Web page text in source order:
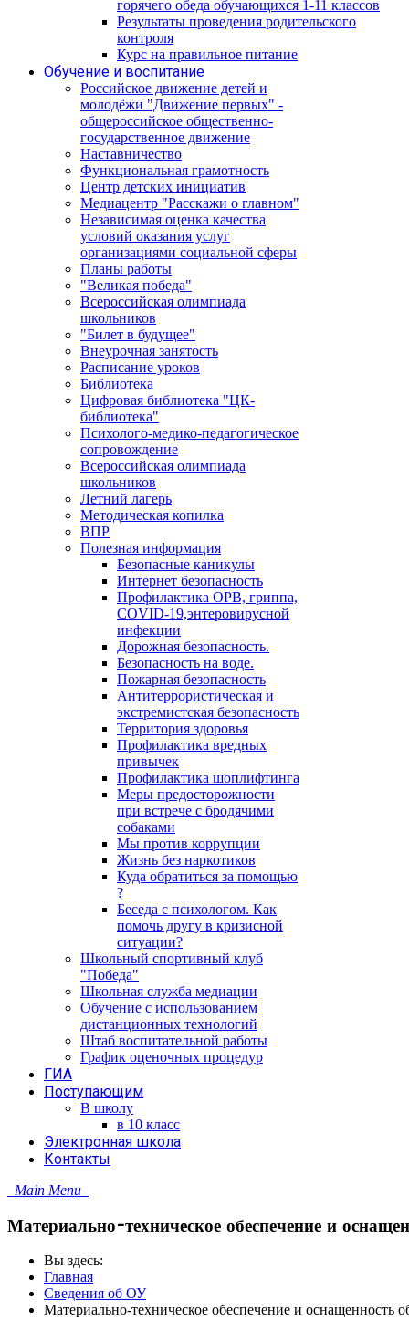
горячего обеда обучающихся 1-11 классов
Результаты проведения родительского
контроля
Курс на правильное питание
Обучение и воспитание
Российское движение детей и
молодёжи "Движение первых" -
общероссийское общественно-
государственное движение
Наставничество
Функциональная грамотность
Центр детских инициатив
Медиацентр "Расскажи о главном"
Независимая оценка качества
условий оказания услуг
организациями социальной сферы
Планы работы
"Великая победа"
Всероссийская олимпиада
школьников
"Билет в будущее"
Внеурочная занятость
Расписание уроков
Библиотека
Цифровая библиотека "ЦК-
библиотека"
Психолого-медико-педагогическое
сопровождение
Всероссийская олимпиада
школьников
Летний лагерь
Методическая копилка
ВПР
Полезная информация
Безопасные каникулы
Интернет безопасность
Профилактика ОРВ, гриппа,
COVID-19,энтеровирусной
инфекции
Дорожная безопасность.
Безопасность на воде.
Пожарная безопасность
Антитеррористическая и
экстремистская безопасность
Территория здоровья
Профилактика вредных
привычек
Профилактика шоплифтинга
Меры предосторожности
при встрече с бродячими
собаками
Мы против коррупции
Жизнь без наркотиков
Куда обратиться за помощью
?
Беседа с психологом. Как
помочь другу в кризисной
ситуации?
Школьный спортивный клуб
"Победа"
Школьная служба медиации
Обучение с использованием
дистанционных технологий
Штаб воспитательной работы
График оценочных процедур
ГИА
Поступающим
В школу
в 10 класс
Электронная школа
Контакты
Main Menu
Материально-техническое обеспечение и
Вы здесь:
Главная
Сведения об ОУ
Материально-техническое обеспечение и оснащенность